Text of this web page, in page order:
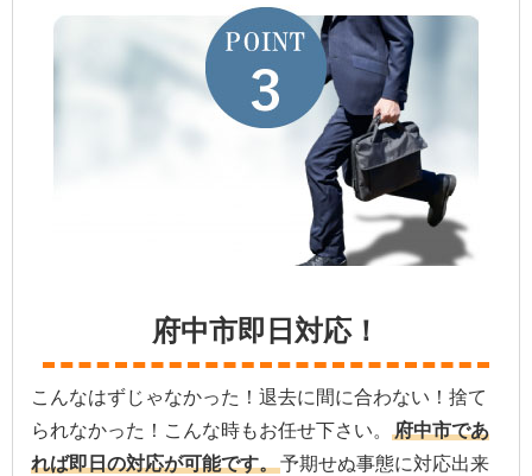
府中市即日対応！
こんなはずじゃなかった！退去に間に合わない！捨て
られなかった！こんな時もお任せ下さい。
府中市であ
れば即日の対応が可能です。予期せぬ事態に対応出来